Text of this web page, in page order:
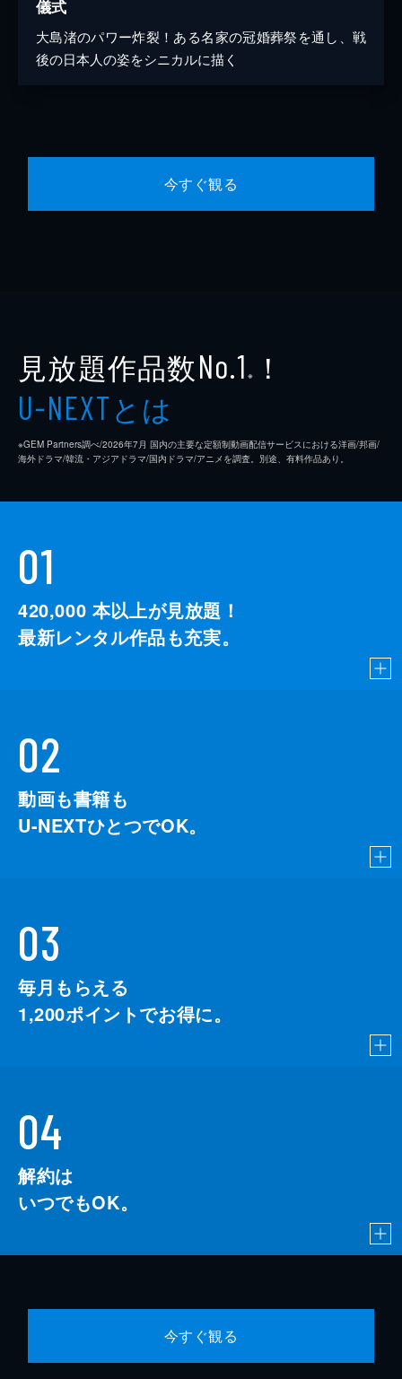
儀式
大島渚のパワー炸裂！ある名家の冠婚葬祭を通し、戦
後の日本人の姿をシニカルに描く
今すぐ観る
見放題作品数No.1 ※ ！
U-NEXTとは
※GEM Partners調べ/2026年7⽉ 国内の主要な定額制動画配信サービスにおける洋画/邦画/
海外ドラマ/韓流・アジアドラマ/国内ドラマ/アニメを調査。別途、有料作品あり。
01
420,000 本以上が見放題！
最新レンタル作品も充実。
02
動画も書籍も
U-NEXTひとつでOK。
03
毎月もらえる
1,200ポイントでお得に。
04
解約は
いつでもOK。
今すぐ観る